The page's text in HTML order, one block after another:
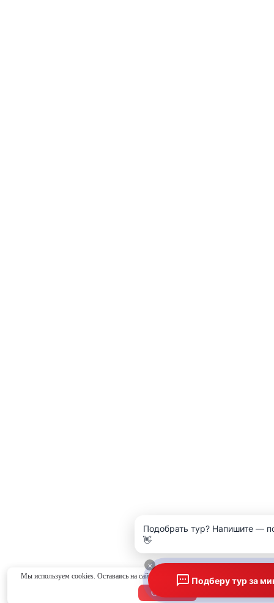
Мы используем cookies. Оставаясь на сайте, вы соглашаетесь с
Согласен
Подберу тур за
×
Подобрать тур? Напишите —
👋